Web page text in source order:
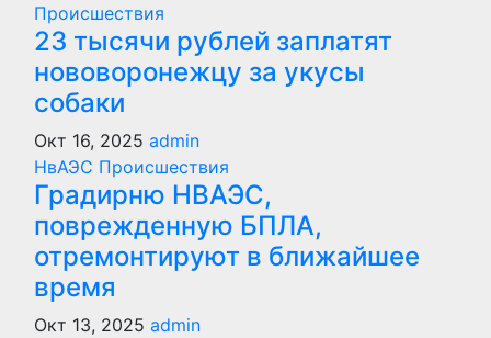
Происшествия
23 тысячи рублей заплатят
нововоронежцу за укусы
собаки
Окт 16, 2025 admin
НвАЭС Происшествия
Градирню НВАЭС,
поврежденную БПЛА,
отремонтируют в ближайшее
время
Окт 13, 2025 admin